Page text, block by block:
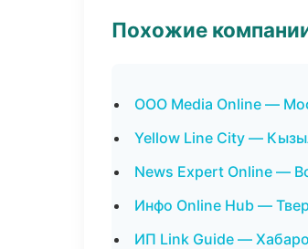
Похожие
ООО Media Online —
Yellow Line City —
News Expert Online —
Инфо Online Hub —
ИП Link Guide —